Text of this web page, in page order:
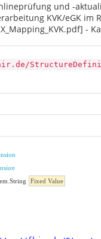
und -
KVK/eGK
-
Fixed Value